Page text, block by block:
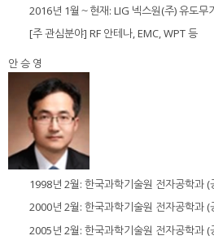
2016년 1월～현재: LIG 넥스원(주) 유도무
[주 관심분야] RF 안테나, EMC, WPT 등
안 승 영
1998년 2월: 한국과학기술원 전자공학과 (
2000년 2월: 한국과학기술원 전자공학과 (
2005년 2월: 한국과학기술원 전자공학과 (